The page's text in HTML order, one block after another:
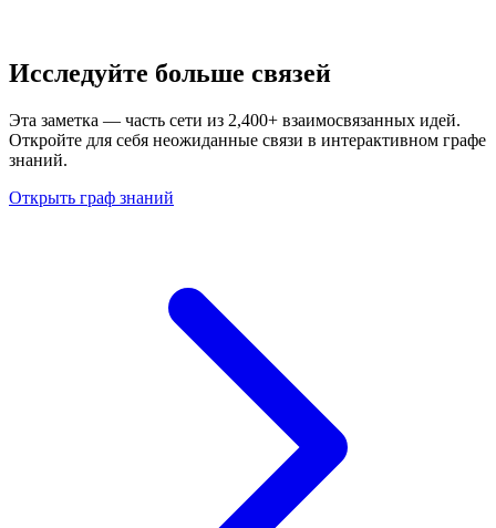
Исследуйте больше связей
Эта заметка — часть сети из 2,400+ взаимосвязанных идей.
Откройте для себя неожиданные связи в интерактивном графе
знаний.
Открыть граф знаний